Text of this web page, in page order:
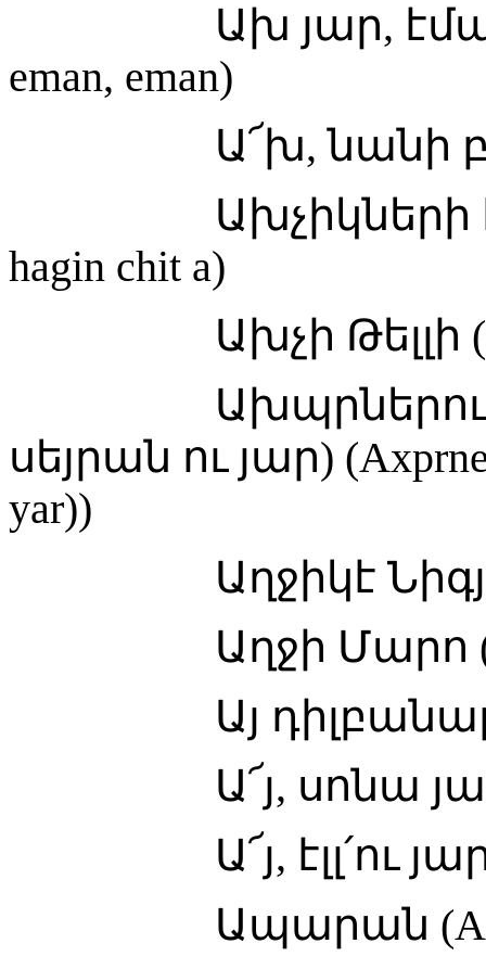
Ախ յար, էման,
eman, eman)
Ա՜խ, նանի բալա
Ախչիկների
hagin chit a)
Ախչի Թելլի
Ախպրներու
սեյրան ու յար)
yar))
Աղջիկէ Նիգյար
Աղջի Մարո
Այ դիլբանալ
Ա՜յ, սոնա յար
Ա՜յ, էլլ՛ու յար
Ապարան